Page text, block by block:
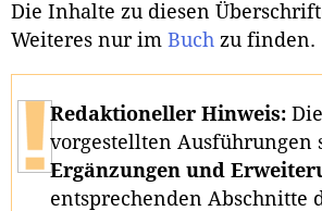
Die Inhalte zu diesen
Weiteres nur im Buch zu finden.
Redaktioneller Hinweis:
vorgestellten Ausführungen
Ergänzungen und
entsprechenden Abschnitte